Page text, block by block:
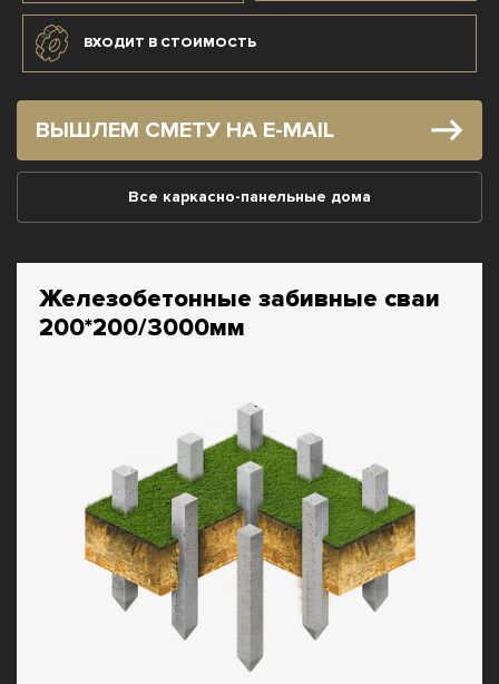
ВХОДИТ В СТОИМОСТЬ
ВЫШЛЕМ СМЕТУ НА E-MAIL
Все каркасно-панельные дома
Железобетонные забивные сваи
200*200/3000мм